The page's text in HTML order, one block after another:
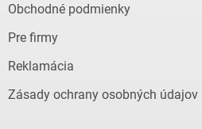
Obchodné podmienky
Pre firmy
Reklamácia
Zásady ochrany osobných údajov